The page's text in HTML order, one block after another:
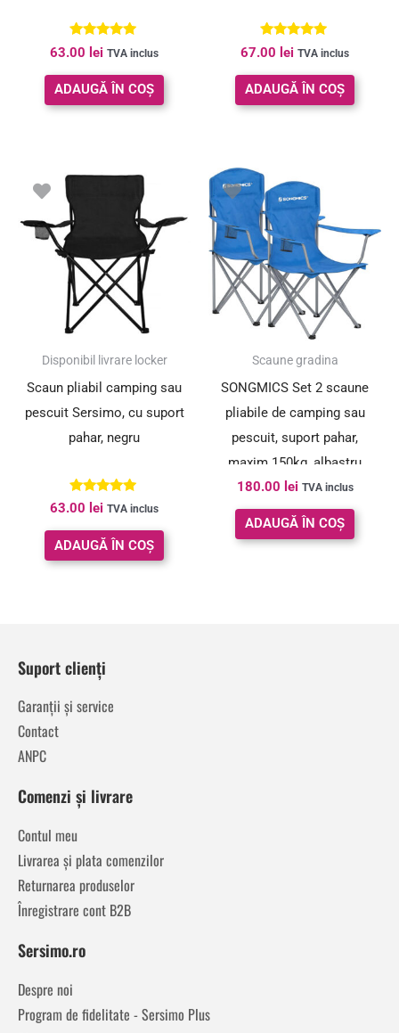
Evaluat la
5.00
din 5
63.00 lei TVA inclus
ADAUGĂ ÎN COȘ
Evaluat la
5.00
din 5
67.00 lei TVA inclus
ADAUGĂ ÎN COȘ
Disponibil livrare locker
Scaun pliabil camping sau
pescuit Sersimo, cu suport
pahar, negru
Evaluat la
5.00
din 5
63.00 lei TVA inclus
ADAUGĂ ÎN COȘ
Scaune gradina
SONGMICS Set 2 scaune
pliabile de camping sau
pescuit, suport pahar,
maxim 150kg, albastru
180.00 lei TVA inclus
ADAUGĂ ÎN COȘ
Suport clienți
Garanții și service
Contact
ANPC
Comenzi și livrare
Contul meu
Livrarea și plata comenzilor
Returnarea produselor
Înregistrare cont B2B
Sersimo.ro
Despre noi
Program de fidelitate - Sersimo Plus